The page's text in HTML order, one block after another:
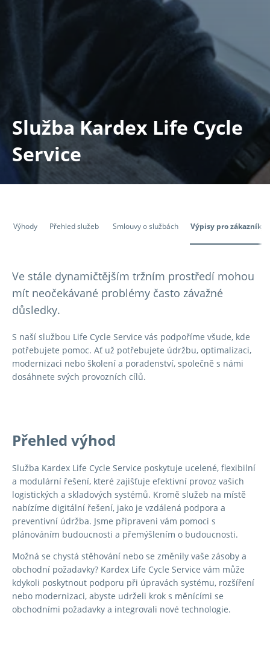
Služba Kardex Life Cycle
Service
Výhody Přehled služeb Smlouvy o službách Výpisy pro zákazníky
Ve stále dynamičtějším tržním prostředí mohou
mít neočekávané problémy často závažné
důsledky.
S naší službou Life Cycle Service vás podpoříme všude, kde
potřebujete pomoc. Ať už potřebujete údržbu, optimalizaci,
modernizaci nebo školení a poradenství, společně s námi
dosáhnete svých provozních cílů.
Přehled výhod
Služba Kardex Life Cycle Service poskytuje ucelené, flexibilní
a modulární řešení, které zajišťuje efektivní provoz vašich
logistických a skladových systémů. Kromě služeb na místě
nabízíme digitální řešení, jako je vzdálená podpora a
preventivní údržba. Jsme připraveni vám pomoci s
plánováním budoucnosti a přemýšlením o budoucnosti.
Možná se chystá stěhování nebo se změnily vaše zásoby a
obchodní požadavky? Kardex Life Cycle Service vám může
kdykoli poskytnout podporu při úpravách systému, rozšíření
nebo modernizaci, abyste udrželi krok s měnícími se
obchodními požadavky a integrovali nové technologie.